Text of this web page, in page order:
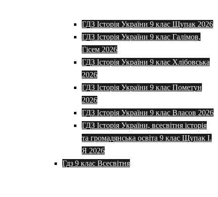
ГДЗ Історія України 9 клас Щупак 2026
ГДЗ Історія України 9 клас Галімов,
Гісем 2026
ГДЗ Історія України 9 клас Хлібовська
2026
ГДЗ Історія України 9 клас Пометун
2026
ГДЗ Історія України 9 клас Власов 2026
ГДЗ Історія України, всесвітня історія
та громадянська освіта 9 клас Щупак І.
Я 2026
Гдз 9 клас Всесвітня